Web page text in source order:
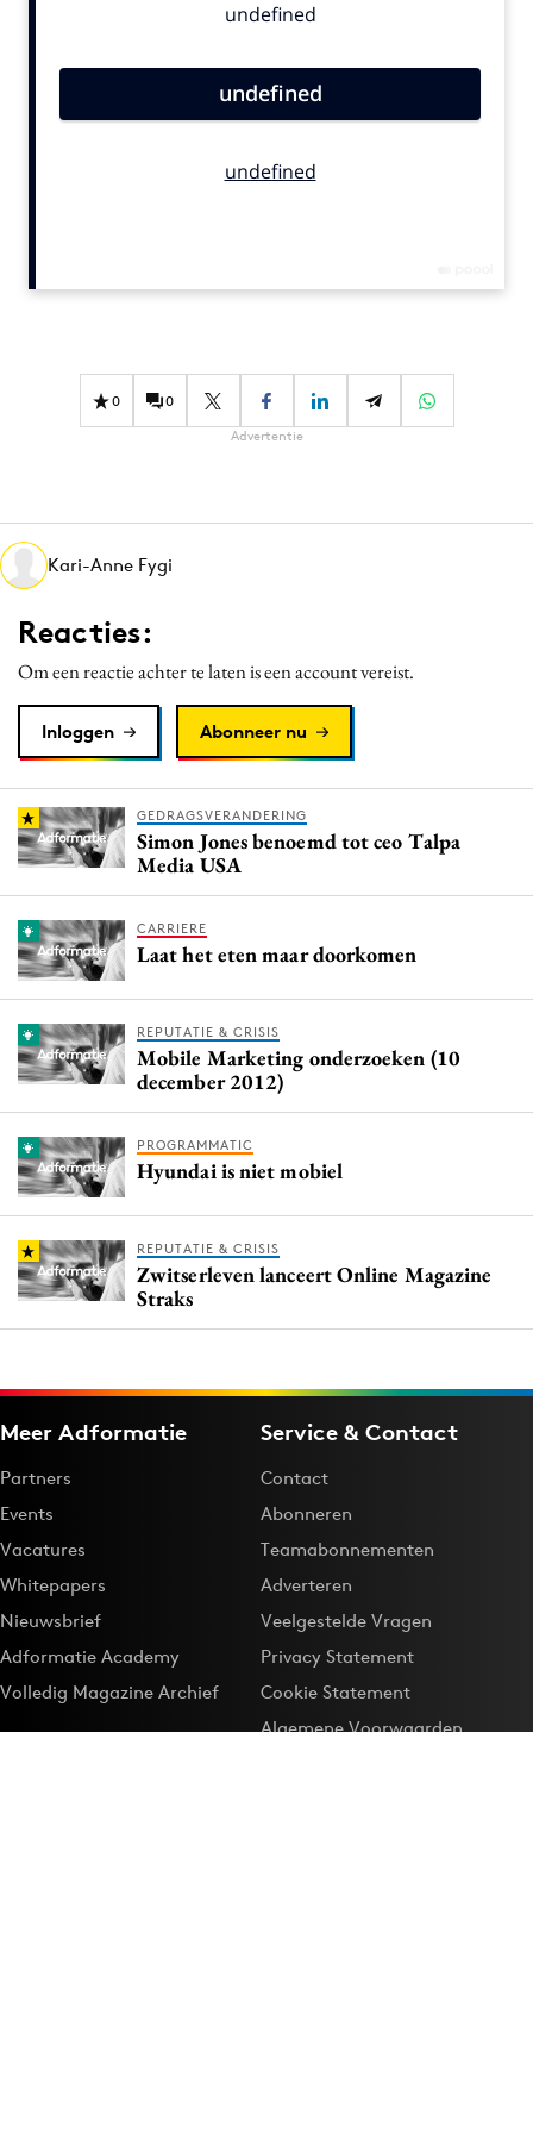
Contentmarketing
Effectiviteit
Gedragsverandering
Martech
Media
Merkstrategie
Programmatic
Purpose Marketing
Reputatie & crisis
0 0
Advertentie
Kari-Anne Fygi
Reacties:
Om een reactie achter te laten is een account vereist.
Inloggen Abonneer nu
GEDRAGSVERANDERING
Simon Jones benoemd tot ceo Talpa
Media USA
CARRIERE
Laat het eten maar doorkomen
REPUTATIE & CRISIS
Mobile Marketing onderzoeken (10
december 2012)
PROGRAMMATIC
Hyundai is niet mobiel
REPUTATIE & CRISIS
Zwitserleven lanceert Online Magazine
Straks
Meer Adformatie
Partners
Events
Vacatures
Whitepapers
Nieuwsbrief
Adformatie Academy
Volledig Magazine Archief
Service & Contact
Contact
Abonneren
Teamabonnementen
Adverteren
Veelgestelde Vragen
Privacy Statement
Cookie Statement
Algemene Voorwaarden